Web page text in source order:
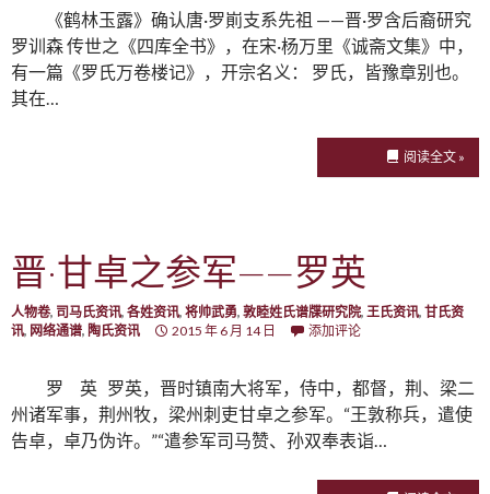
《鹤林玉露》确认唐·罗崱支系先祖 ——晋·罗含后裔研究
罗训森 传世之《四库全书》，在宋·杨万里《诚斋文集》中，
有一篇《罗氏万卷楼记》，开宗名义： 罗氏，皆豫章别也。
其在…
阅读全文 »
晋·甘卓之参军——罗英
人物卷, 司马氏资讯, 各姓资讯, 将帅武勇, 敦睦姓氏谱牒研究院, 王氏资讯, 甘氏资
讯, 网络通谱, 陶氏资讯 2015 年 6 月 14 日 添加评论
罗 英 罗英，晋时镇南大将军，侍中，都督，荆、梁二
州诸军事，荆州牧，梁州刺吏甘卓之参军。“王敦称兵，遣使
告卓，卓乃伪许。”“遣参军司马赞、孙双奉表诣…